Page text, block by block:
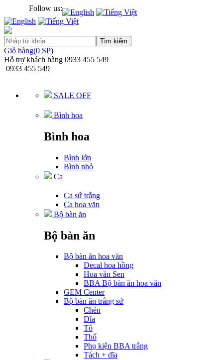
Follow us:
Tìm kiếm
Giỏ hàng(0 SP)
Hỗ trợ khách hàng 0933 455 549
0933 455 549
SALE OFF
Bình hoa
Bình hoa
Bình lớn
Bình nhỏ
Ca
Ca sứ trắng
Ca hoa văn
Bộ bàn ăn
Bộ bàn ăn
Bộ bàn ăn hoa văn
Decal hoa hồng
Hoa văn Sen
BBA Bộ bàn ăn hoa văn
GEM Center
Bộ bàn ăn trắng sứ
Chén
Dĩa
Tô
Thố
Phụ kiện BBA trắng
Tách + dĩa